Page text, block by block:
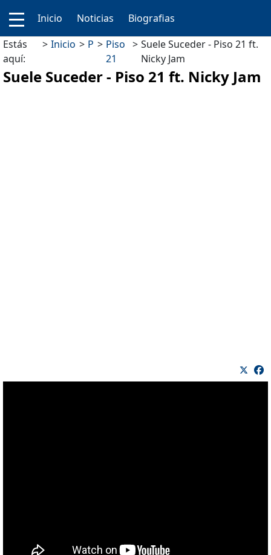
Inicio Noticias
Biografias
Estás
aquí:
Inicio P
Piso
21
Suele Suceder - Piso 21 ft.
Nicky Jam
Suele Suceder - Piso 21 ft. Nicky Jam